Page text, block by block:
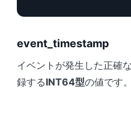
event_timestamp
イベントが発生した正確
録するINT64型の値です。